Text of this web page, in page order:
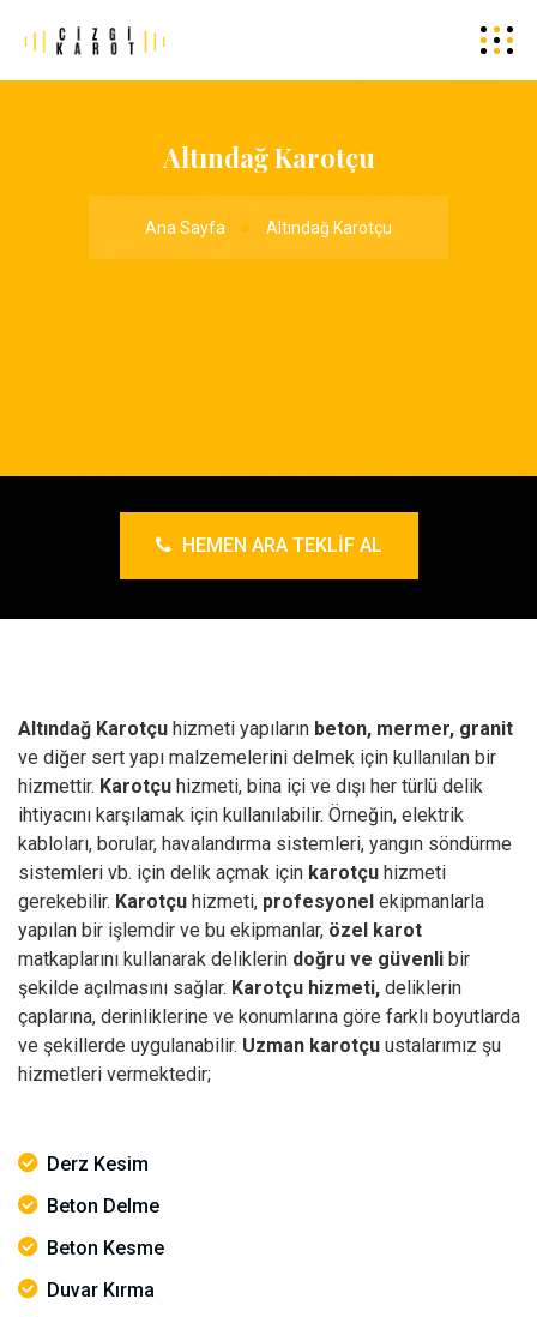
Altındağ Karotçu
Ana Sayfa Altındağ Karotçu
HEMEN ARA TEKLIF AL
Altındağ Karotçu hizmeti yapıların beton, mermer, granit
ve diğer sert yapı malzemelerini delmek için kullanılan bir
hizmettir. Karotçu hizmeti, bina içi ve dışı her türlü delik
ihtiyacını karşılamak için kullanılabilir. Örneğin, elektrik
kabloları, borular, havalandırma sistemleri, yangın söndürme
sistemleri vb. için delik açmak için karotçu hizmeti
gerekebilir. Karotçu hizmeti, profesyonel ekipmanlarla
yapılan bir işlemdir ve bu ekipmanlar, özel karot
matkaplarını kullanarak deliklerin doğru ve güvenli bir
şekilde açılmasını sağlar. Karotçu hizmeti, deliklerin
çaplarına, derinliklerine ve konumlarına göre farklı boyutlarda
ve şekillerde uygulanabilir. Uzman karotçu ustalarımız şu
hizmetleri vermektedir;
Derz Kesim
Beton Delme
Beton Kesme
Duvar Kırma